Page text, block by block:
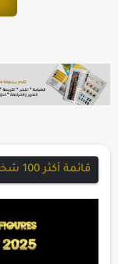
قائمة أكثر 100 شخصية أدبية تأثيرًا في عام 2025